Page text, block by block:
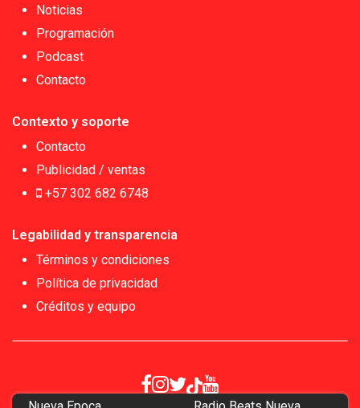
Noticias
Programación
Podcast
Contacto
Contexto y soporte
Contacto
Publicidad / ventas
+57 302 682 6748
Legabilidad y transparencia
Términos y condiciones
Política de privacidad
Créditos y equipo